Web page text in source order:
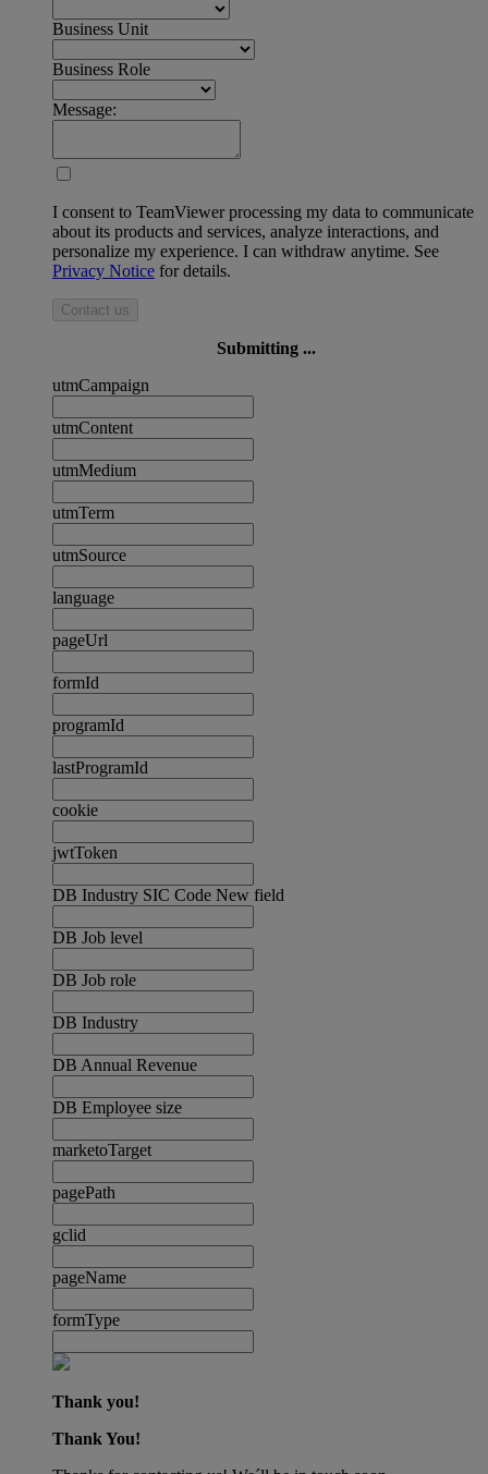
Business Unit
Business Role
Message:
I consent to TeamViewer processing my data to communicate
about its products and services, analyze interactions, and
personalize my experience. I can withdraw anytime. See
Privacy Notice for details.
Contact us
Submitting ...
utmCampaign
utmContent
utmMedium
utmTerm
utmSource
language
pageUrl
formId
programId
lastProgramId
cookie
jwtToken
DB Industry SIC Code New field
DB Job level
DB Job role
DB Industry
DB Annual Revenue
DB Employee size
marketoTarget
pagePath
gclid
pageName
formType
Thank you!
Thank You!